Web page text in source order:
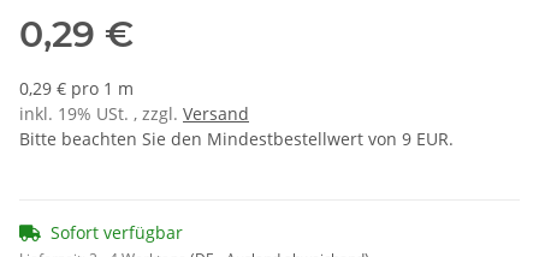
0,29 €
0,29 € pro 1 m
inkl. 19% USt. , zzgl. Versand
Bitte beachten Sie den Mindestbestellwert von 9 EUR.
Sofort verfügbar